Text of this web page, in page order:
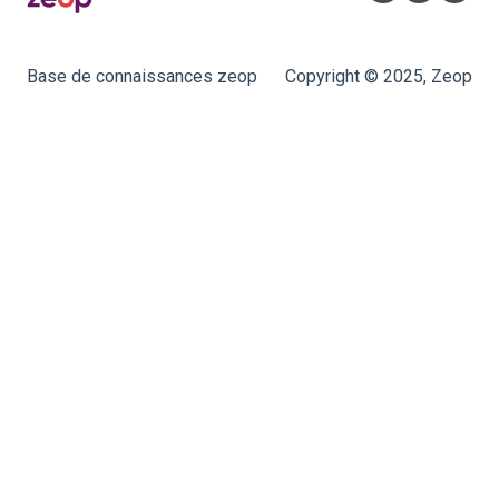
Base de connaissances zeop Copyright © 2025, Zeop